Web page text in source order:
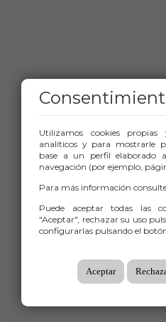
Utilizamos cookies
analíticos y para mostrarle
base a un perfil elaborado
navegación (por ejemplo,
Para más información
Puede aceptar todas las
"Aceptar", rechazar su uso
configurarlas pulsando el
Aceptar